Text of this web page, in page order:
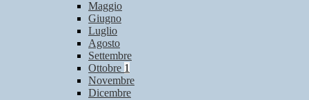
Maggio
Giugno
Luglio
Agosto
Settembre
Ottobre 1
Novembre
Dicembre